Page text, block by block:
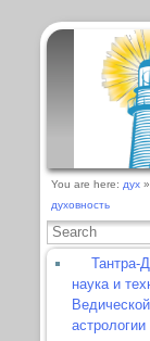
You are here:дух »
духовность
Тантра-
наука и
Ведической
астрологии